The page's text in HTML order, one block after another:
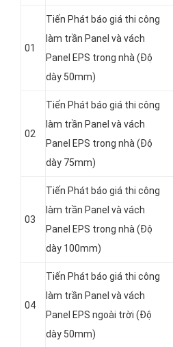
01
Tiến Phát báo giá thi công
làm trần Panel và vách
Panel EPS trong nhà (Độ
dày 50mm)
02
Tiến Phát báo giá thi công
làm trần Panel và vách
Panel EPS trong nhà (Độ
dày 75mm)
03
Tiến Phát báo giá thi công
làm trần Panel và vách
Panel EPS trong nhà (Độ
dày 100mm)
04
Tiến Phát báo giá thi công
làm trần Panel và vách
Panel EPS ngoài trời (Độ
dày 50mm)